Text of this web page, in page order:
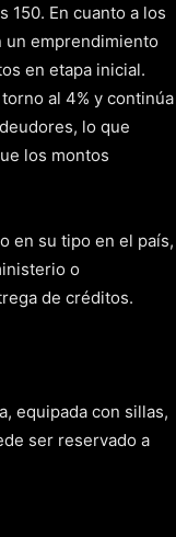
150. En cuanto a los
un emprendimiento
en etapa inicial.
al 4% y continúa
lo que
los montos
en su tipo en el país,
o
de créditos.
equipada con sillas,
ser reservado a